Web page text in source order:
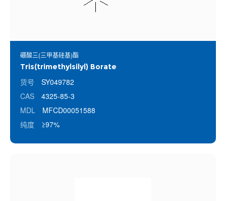
硼酸三(三甲基硅基)酯
Tris(trimethylsilyl) Borate
货号
SY049782
CAS
4325-85-3
MDL
MFCD00051588
纯度
≥97%